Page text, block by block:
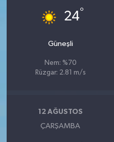
24°
Güneşli
Nem: %70
Rüzgar: 2.81 m/s
12 AĞUSTOS
ÇARŞAMBA